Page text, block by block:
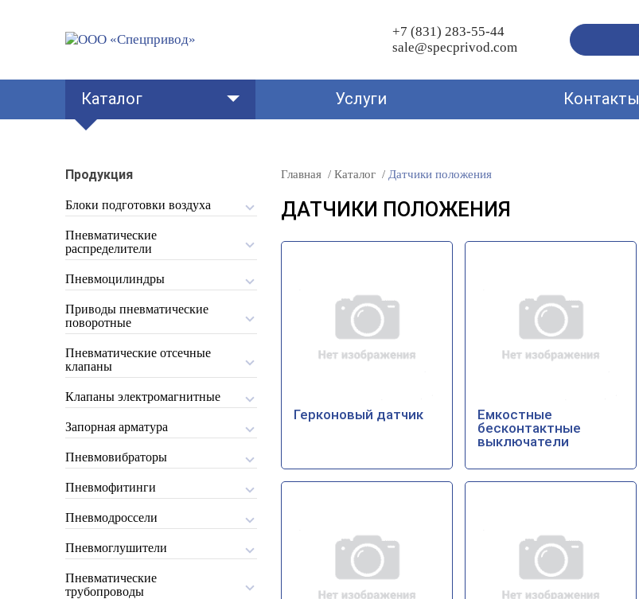
+7 (831) 283-55-44
sale@specprivod.com
Каталог Услуги Контакты
Продукция
Блоки подготовки воздуха
Пневматические
распределители
Пневмоцилиндры
Приводы пневматические
поворотные
Пневматические отсечные
клапаны
Клапаны электромагнитные
Запорная арматура
Пневмовибраторы
Пневмофитинги
Пневмодроссели
Пневмоглушители
Пневматические
трубопроводы
Главная Каталог Датчики положения
ДАТЧИКИ ПОЛОЖЕНИЯ
Герконовый датчик
Емкостные
бесконтактные
выключатели